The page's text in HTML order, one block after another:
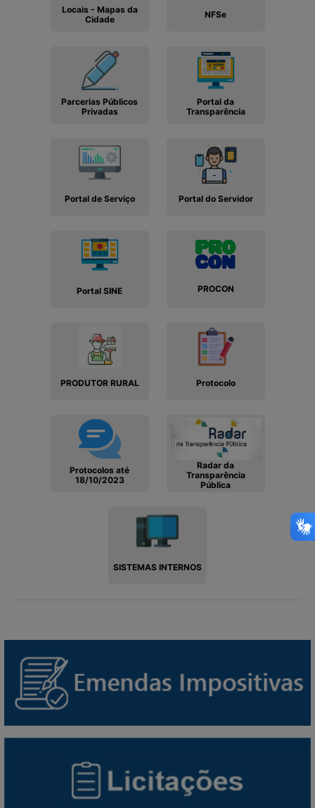
Locais - Mapas da
Cidade
NFSe
Parcerias Públicos
Privadas
Portal da
Transparência
Portal de Serviço Portal do Servidor
Portal SINE PROCON
PRODUTOR RURAL Protocolo
Protocolos até
18/10/2023
Radar da
Transparência
Pública
SISTEMAS INTERNOS